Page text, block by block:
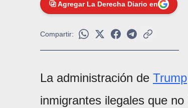
Agregar La Derecha Diario en
Compartir:
La administración de Trump
inmigrantes ilegales que